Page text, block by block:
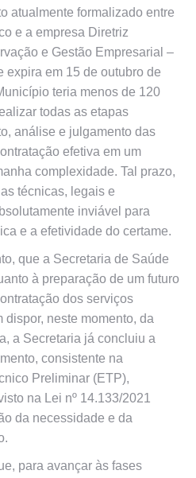
atualmente formalizado entre
e a empresa Diretriz
e Gestão Empresarial –
expira em 15 de outubro de
teria menos de 120
todas as etapas
análise e julgamento das
efetiva em um
complexidade. Tal prazo,
técnicas, legais e
inviável para
e a efetividade do certame.
que a Secretaria de Saúde
à preparação de um futuro
dos serviços
neste momento, da
a Secretaria já concluiu a
consistente na
Preliminar (ETP),
na Lei nº 14.133/2021
da necessidade e da
para avançar às fases